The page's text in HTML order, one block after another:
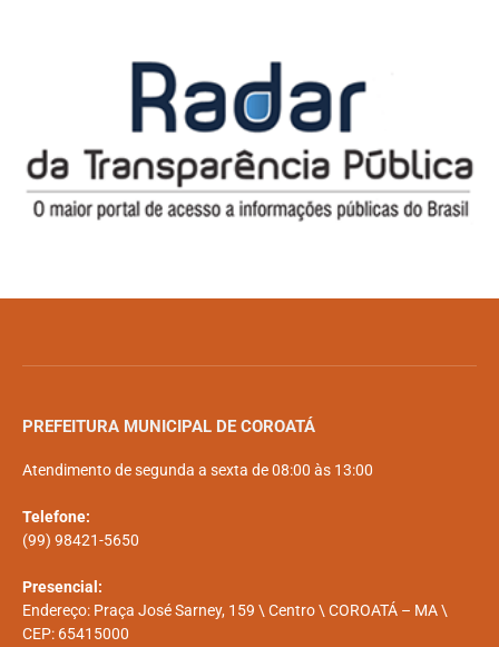
PREFEITURA MUNICIPAL DE COROATÁ
Atendimento de segunda a sexta de 08:00 às 13:00
Telefone:
(99) 98421-5650
Presencial:
Endereço: Praça José Sarney, 159 \ Centro \ COROATÁ – MA \
CEP: 65415000